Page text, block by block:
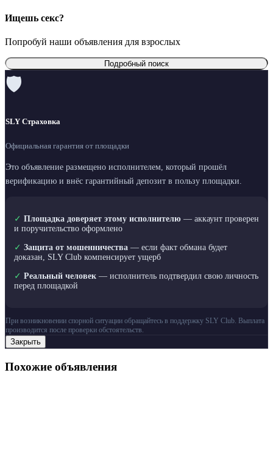
Ищешь секс?
Попробуй наши объявления для взрослых
Подробный поиск
🛡
SLY Страховка
Официальная гарантия от площадки
Это объявление размещено исполнителем, который прошёл
верификацию и внёс гарантийный депозит в пользу площадки.
✓ Площадка доверяет этому исполнителю — аккаунт проверен
и поручительство оформлено
✓ Защита от мошенничества — если факт обмана будет
доказан, SLY Club компенсирует ущерб
✓ Реальный человек — исполнитель подтвердил свою личность
перед площадкой
При возникновении спорной ситуации обращайтесь в поддержку SLY Club. Выплата
производится после проверки обстоятельств.
Закрыть
Похожие объявления